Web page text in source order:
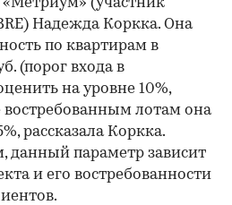
Надежда Коркка. Она
по квартирам в
(порог входа в
на уровне 10%,
лотам она
рассказала Коркка.
данный параметр зависит
и его востребованности